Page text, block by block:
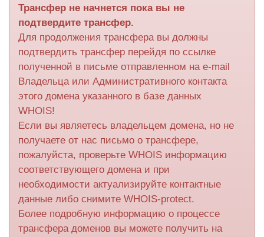
Трансфер не начнется пока вы не
подтвердите трансфер.
Для продолжения трансфера вы должны
подтвердить трансфер перейдя по ссылке
полученной в письме отправленном на e-mail
Владельца или Административного контакта
этого домена указанного в базе данных
WHOIS!
Если вы являетесь владельцем домена, но не
получаете от нас письмо о трансфере,
пожалуйста, проверьте WHOIS информацию
соответствующего домена и при
необходимости актуализируйте контактные
данные либо снимите WHOIS-protect.
Более подробную информацию о процессе
трансфера доменов вы можете получить на